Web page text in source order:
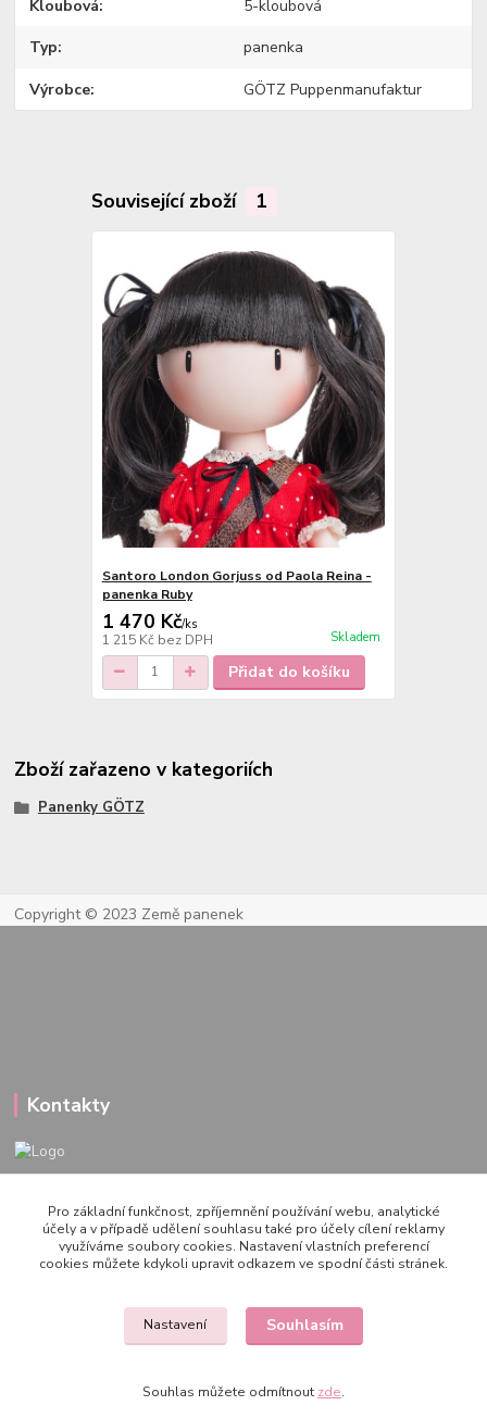
Kloubová 5-kloubová
Typ panenka
Výrobce GÖTZ Puppenmanufaktur
Související zboží 1
Santoro London Gorjuss od Paola Reina -
panenka Ruby
1 470 Kč/ks
1 215 Kč bez DPH Skladem
Přidat do košíku
Zboží zařazeno v kategoriích
Panenky GÖTZ
Copyright © 2023 Země panenek
Kontakty
PO-PÁ 10-20h., SO+NE 14-20h.
zemepanenek@gmail.com
Pro základní funkčnost, zpříjemnění používání webu, analytické
účely a v případě udělení souhlasu také pro účely cílení reklamy
využíváme soubory cookies. Nastavení vlastních preferencí
cookies můžete kdykoli upravit odkazem ve spodní části stránek.
Nastavení Souhlasím
Souhlas můžete odmítnout zde.